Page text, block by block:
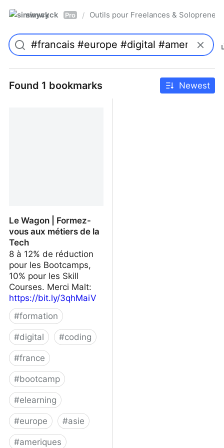
simwyck Pro / Outils pour Freelances &
Found 1 bookmarks Newest
Le Wagon | Formez-
vous aux métiers de la
Tech
8 à 12% de réduction
pour les Bootcamps,
10% pour les Skill
Courses. Merci Malt:
https://bit.ly/3qhMaiV
#formation
#digital #coding
#france
#bootcamp
#elearning
#europe #asie
#ameriques